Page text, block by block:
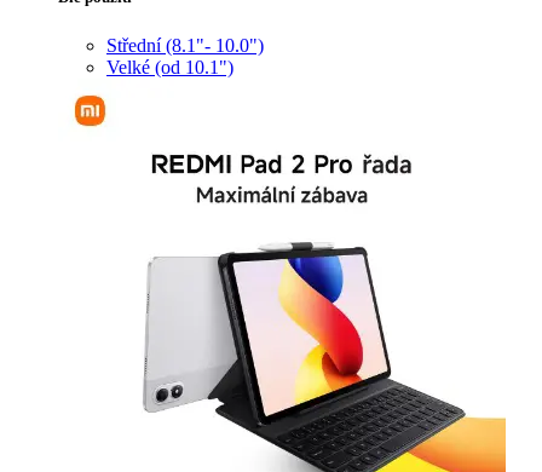
Střední (8.1"- 10.0")
Velké (od 10.1")